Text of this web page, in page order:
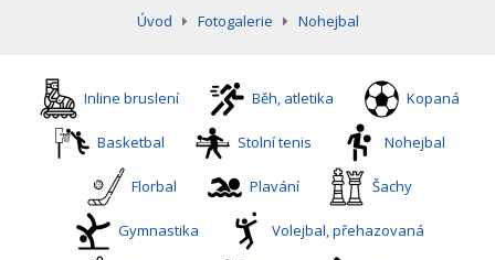
Úvod Fotogalerie Nohejbal
Inline bruslení Běh, atletika Kopaná
Basketbal Stolní tenis Nohejbal
Florbal Plavání Šachy
Gymnastika Volejbal, přehazovaná